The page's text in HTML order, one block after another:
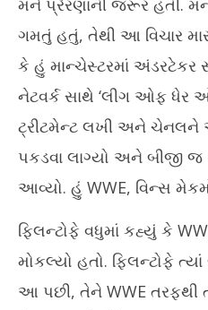
મને પ્રેરણાની જરૂર હતી.
ગમતું હતું, તેથી આ વિચાર
કે હું માન્ચેસ્ટરમાં અંડરટેકર
નેટવર્ક સાથે ‘લીગ ઓફ ધેર
ટ્રીટમેન્ટ લખી અને ચેનલને
પકડવા લાગ્યો અને બીજી જ
આવ્યો. હું WWE, વિન્સ
ફ્લિન્ટોફે વધુમાં કહ્યું કે
મોકલ્યો હતો. ફ્લિન્ટોફે
આ પછી, તેને WWE તરફથી